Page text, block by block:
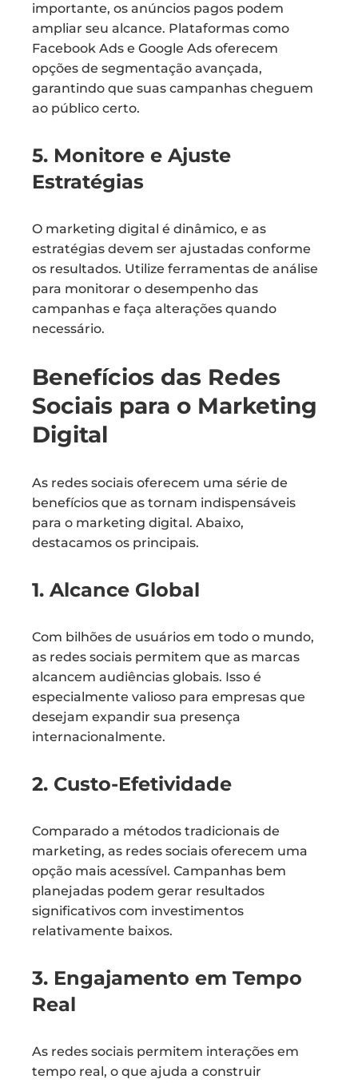
importante, os anúncios pagos podem
ampliar seu alcance. Plataformas como
Facebook Ads e Google Ads oferecem
opções de segmentação avançada,
garantindo que suas campanhas cheguem
ao público certo.
5. Monitore e Ajuste
Estratégias
O marketing digital é dinâmico, e as
estratégias devem ser ajustadas conforme
os resultados. Utilize ferramentas de análise
para monitorar o desempenho das
campanhas e faça alterações quando
necessário.
Benefícios das Redes
Sociais para o Marketing
Digital
As redes sociais oferecem uma série de
benefícios que as tornam indispensáveis
para o marketing digital. Abaixo,
destacamos os principais.
1. Alcance Global
Com bilhões de usuários em todo o mundo,
as redes sociais permitem que as marcas
alcancem audiências globais. Isso é
especialmente valioso para empresas que
desejam expandir sua presença
internacionalmente.
2. Custo-Efetividade
Comparado a métodos tradicionais de
marketing, as redes sociais oferecem uma
opção mais acessível. Campanhas bem
planejadas podem gerar resultados
significativos com investimentos
relativamente baixos.
3. Engajamento em Tempo
Real
As redes sociais permitem interações em
tempo real, o que ajuda a construir